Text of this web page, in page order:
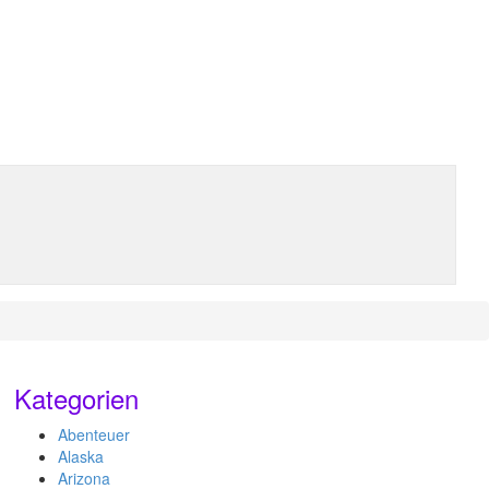
Kategorien
Abenteuer
Alaska
Arizona